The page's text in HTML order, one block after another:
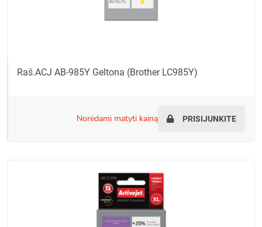
Raš.ACJ AB-985Y Geltona (Brother LC985Y)
norėdami matyti kainą PRISIJUNKITE